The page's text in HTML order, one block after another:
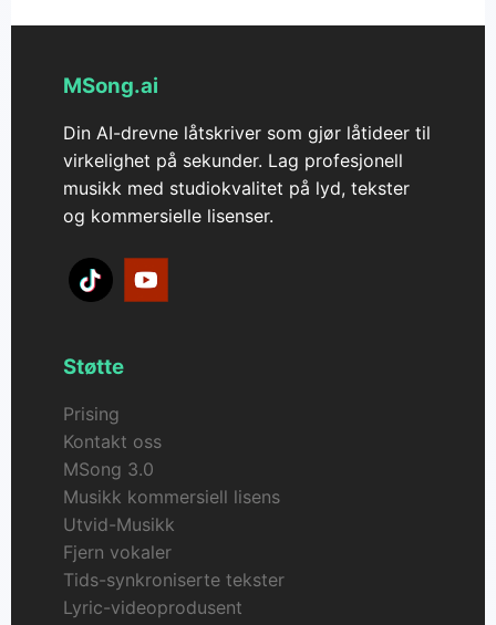
MSong.ai
Din AI-drevne låtskriver som gjør låtideer til
virkelighet på sekunder. Lag profesjonell
musikk med studiokvalitet på lyd, tekster
og kommersielle lisenser.
Støtte
Prising
Kontakt oss
MSong 3.0
Musikk kommersiell lisens
Utvid-Musikk
Fjern vokaler
Tids-synkroniserte tekster
Lyric-videoprodusent